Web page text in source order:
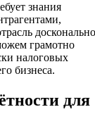
знания
досконально
грамотно
налоговых
бизнеса.
для